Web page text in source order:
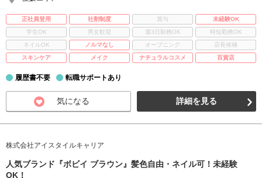
正社員登用 社割制度 賞与
未経験OK
学生OK
男女歓迎 週3日勤務OK
時短勤務OK
ネイルOK
ノルマなし オープニング
店長候補
スキンケア
メイク ナチュラルコスメ 百貨店
履歴書不要 転職サポートあり
気になる 詳細を見る
株式会社アイスタイルキャリア
人気ブランド『ボビイ ブラウン』髪色自由・ネイル可！未経験
OK！